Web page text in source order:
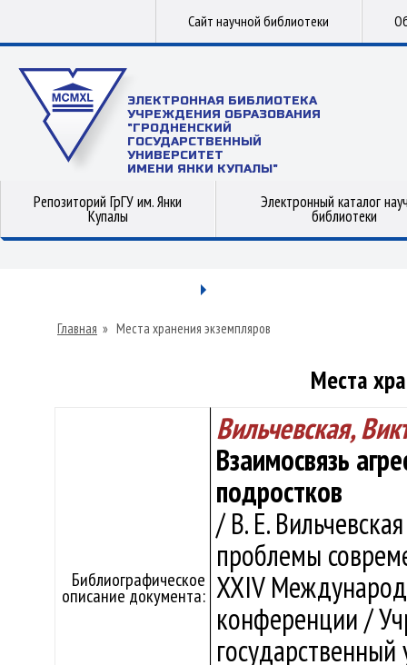
Сайт научной библиотеки
ЭЛЕКТРОННАЯ БИБЛИОТЕКА
УЧРЕЖДЕНИЯ ОБРАЗОВАНИЯ
"ГРОДНЕНСКИЙ
ГОСУДАРСТВЕННЫЙ
УНИВЕРСИТЕТ
ИМЕНИ ЯНКИ КУПАЛЫ"
Репозиторий ГрГУ им. Янки
Купалы
Электронный каталог
библиотеки
Главная » Места хранения экземпляров
Места
Библиографическое
описание документа:
Вильчевская,
Взаимосвязь
подростков
/ В. Е.
проблемы
XXIV
конференции /